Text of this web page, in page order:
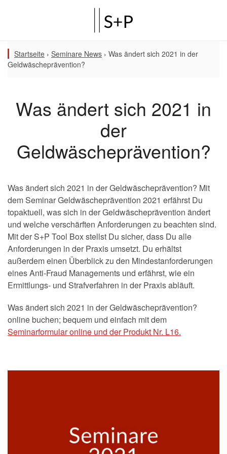
Startseite › Seminare News › Was ändert sich 2021 in der
Geldwäscheprävention?
Was ändert sich 2021 in
der
Geldwäscheprävention?
Was ändert sich 2021 in der Geldwäscheprävention? Mit
dem Seminar Geldwäscheprävention 2021 erfährst Du
topaktuell, was sich in der Geldwäscheprävention ändert
und welche verschärften Anforderungen zu beachten sind.
Mit der S+P Tool Box stellst Du sicher, dass Du alle
Anforderungen in der Praxis umsetzt. Du erhältst
außerdem einen Überblick zu den Mindestanforderungen
eines Anti-Fraud Managements und erfährst, wie ein
Ermittlungs- und Strafverfahren in der Praxis abläuft.
Was ändert sich 2021 in der Geldwäscheprävention?
online buchen; bequem und einfach mit dem
Seminarformular online und der Produkt Nr. L16.